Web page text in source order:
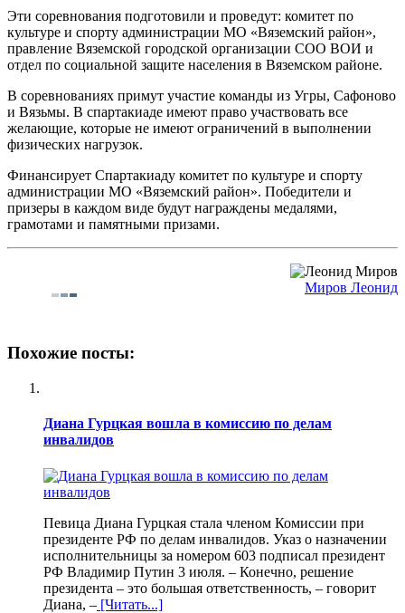
Эти соревнования подготовили и проведут: комитет по
культуре и спорту администрации МО «Вяземский район»,
правление Вяземской городской организации СОО ВОИ и
отдел по социальной защите населения в Вяземском районе.
В соревнованиях примут участие команды из Угры, Сафоново
и Вязьмы. В спартакиаде имеют право участвовать все
желающие, которые не имеют ограничений в выполнении
физических нагрузок.
Финансирует Спартакиаду комитет по культуре и спорту
администрации МО «Вяземский район». Победители и
призеры в каждом виде будут награждены медалями,
грамотами и памятными призами.
Миров Леонид
Похожие посты:
Диана Гурцкая вошла в комиссию по делам
инвалидов
Певица Диана Гурцкая стала членом Комиссии при
президенте РФ по делам инвалидов. Указ о назначении
исполнительницы за номером 603 подписал президент
РФ Владимир Путин 3 июля. – Конечно, решение
президента – это большая ответственность, – говорит
Диана, – [Читать...]